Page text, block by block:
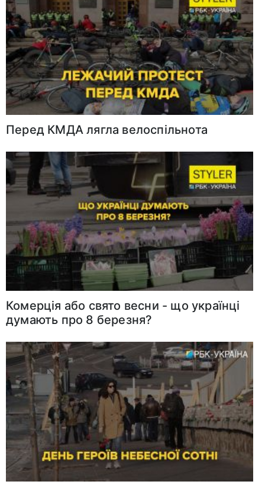
Перед КМДА лягла велоспільнота
Комерція або свято веcни - що українці
думають про 8 березня?